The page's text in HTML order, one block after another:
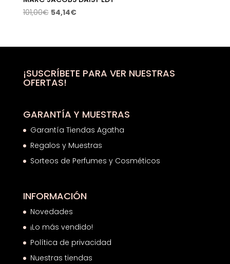
101,00€ El
era:
54,14€El
es:
¡SUSCRÍBETE PARA VER NUESTRAS
OFERTAS!
GARANTÍA Y MUESTRAS
Garantía Tiendas Agatha
Regalos y Muestras
Sorteos de Perfumes y Cosméticos
INFORMACIÓN
Novedades
¡Lo más vendido!
Política de privacidad
Nuestras tiendas